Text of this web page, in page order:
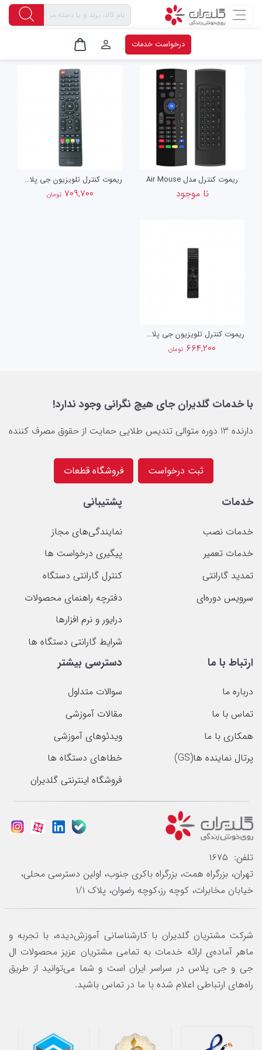
درخواست خدمات
صفحه اصلی برچسب
ریموت کنترل مدل Air Mouse
نا موجود
ریموت کنترل تلویزیون جی پلاس 203G03
۷۰۹,۷۰۰ تومان
ریموت کنترل تلویزیون جی پلاس 01G01
۶۶۴,۲۰۰ تومان
با خدمات گلدیران جای هیچ نگرانی وجود ندارد!
دارنده 13 دوره متوالی تندیس طلایی حمایت از حقوق مصرف کننده
ثبت درخواست فروشگاه قطعات
خدمات
خدمات نصب
خدمات تعمیر
تمدید گارانتی
سرویس دوره‌ای
پشتیبانی
نمایندگی‌های مجاز
پیگیری درخواست ها
کنترل گارانتی دستگاه
دفترچه راهنمای محصولات
درایور و نرم افزارها
شرایط گارانتی دستگاه ها
ارتباط با ما
درباره ما
تماس با ما
همکاری با ما
پرتال نماینده ها(GS)
دسترسی بیشتر
سوالات متداول
مقالات آموزشی
ویدئوهای آموزشی
خطاهای دستگاه ها
فروشگاه اینترنتی گلدیران
تلفن: ۱۶۷۵
تهران، بزرگراه همت، بزرگراه باکری جنوب، اولین دسترسی محلی،
خیابان مخابرات، کوچه رز،کوچه رضوان، پلاک ۱/۱
شرکت مشتریان گلدیران با کارشناسانی آموزش‌دیده، با تجربه و
ماهر آماده‌ی ارائه خدمات به تمامی مشتریان عزیز محصولات ال
جی و جی پلاس در سراسر ایران است و شما می‌توانید از طریق
راه‌های ارتباطی اعلام شده با ما در تماس باشید.